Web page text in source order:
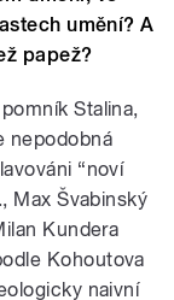
umění? A
papež?
Stalina,
nepodobná
“noví
Max Švabinský
Kundera
Kohoutova
naivní